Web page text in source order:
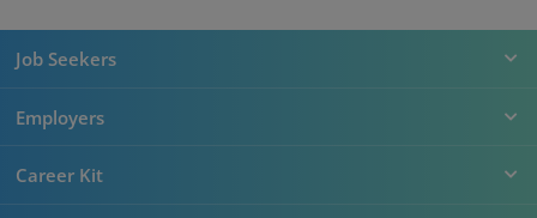
Job Seekers
Employers
Career Kit